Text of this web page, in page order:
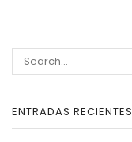
ENTRADAS RECIENTES